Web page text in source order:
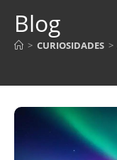
Blog
> CURIOSIDADES >